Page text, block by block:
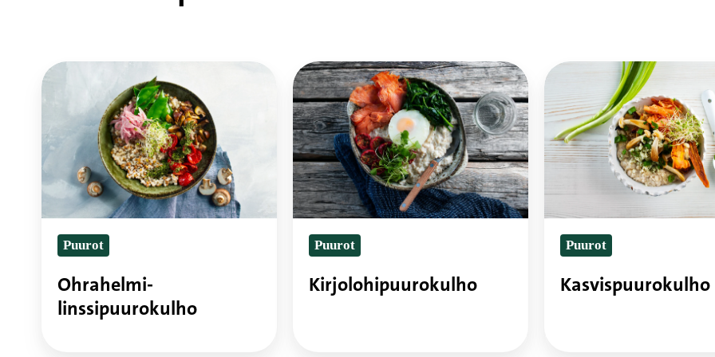
Ohrahelmi-
linssipuurokulho
Puurot
Ohrahelmi-
linssipuurokulho
Kirjolohipuurokulho
Puurot
Kirjolohipuurokulho
Kasvispuurokulho
Puurot
Kasvispuurokulho